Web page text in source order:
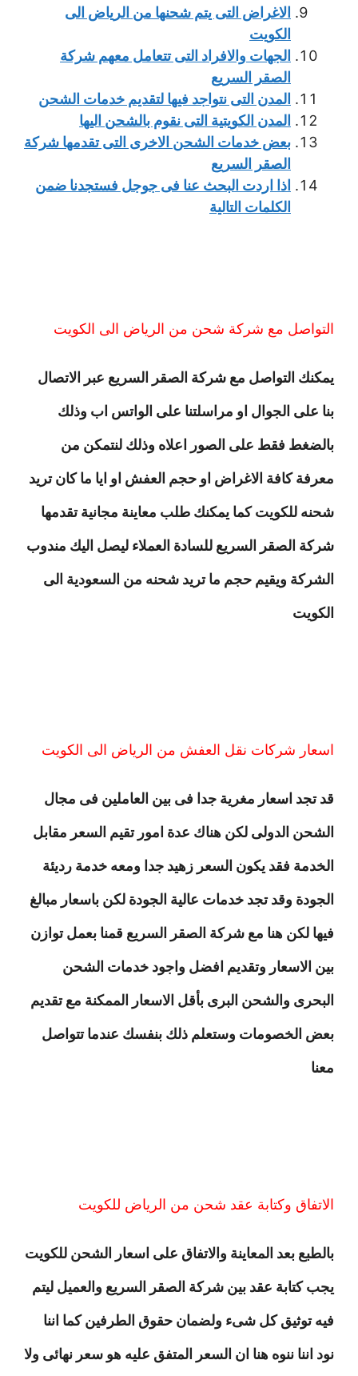
الاغراض التى يتم شحنها من الرياض الى
الكويت
الجهات والافراد التى تتعامل معهم شركة
الصقر السريع
المدن التى نتواجد فيها لتقديم خدمات الشحن
المدن الكويتية التى نقوم بالشحن اليها
بعض خدمات الشحن الاخرى التى تقدمها شركة
الصقر السريع
اذا اردت البحث عنا فى جوجل فستجدنا ضمن
الكلمات التالية
التواصل مع شركة شحن من الرياض الى الكويت
يمكنك التواصل مع شركة الصقر السريع عبر الاتصال
بنا على الجوال او مراسلتنا على الواتس اب وذلك
بالضغط فقط على الصور اعلاه وذلك لنتمكن من
معرفة كافة الاغراض او حجم العفش او ايا ما كان تريد
شحنه للكويت كما يمكنك طلب معاينة مجانية تقدمها
شركة الصقر السريع للسادة العملاء ليصل اليك مندوب
الشركة ويقيم حجم ما تريد شحنه من السعودية الى
الكويت
اسعار شركات نقل العفش من الرياض الى الكويت
قد تجد اسعار مغرية جدا فى بين العاملين فى مجال
الشحن الدولى لكن هناك عدة امور تقيم السعر مقابل
الخدمة فقد يكون السعر زهيد جدا ومعه خدمة رديئة
الجودة وقد تجد خدمات عالية الجودة لكن باسعار مبالغ
فيها لكن هنا مع شركة الصقر السريع قمنا بعمل توازن
بين الاسعار وتقديم افضل واجود خدمات الشحن
البحرى والشحن البرى بأقل الاسعار الممكنة مع تقديم
بعض الخصومات وستعلم ذلك بنفسك عندما تتواصل
معنا
الاتفاق وكتابة عقد شحن من الرياض للكويت
بالطبع بعد المعاينة والاتفاق على اسعار الشحن للكويت
يجب كتابة عقد بين شركة الصقر السريع والعميل ليتم
فيه توثيق كل شىء ولضمان حقوق الطرفين كما اننا
نود اننا ننوه هنا ان السعر المتفق عليه هو سعر نهائى ولا